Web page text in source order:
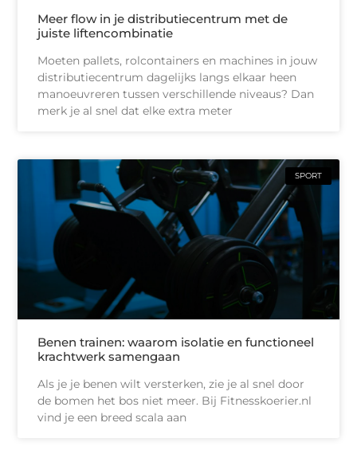
Meer flow in je distributiecentrum met de
juiste liftencombinatie
Moeten pallets, rolcontainers en machines in jouw
distributiecentrum dagelijks langs elkaar heen
manoeuvreren tussen verschillende niveaus? Dan
merk je al snel dat elke extra meter
SPORT
Benen trainen: waarom isolatie en functioneel
krachtwerk samengaan
Als je je benen wilt versterken, zie je al snel door
de bomen het bos niet meer. Bij Fitnesskoerier.nl
vind je een breed scala aan